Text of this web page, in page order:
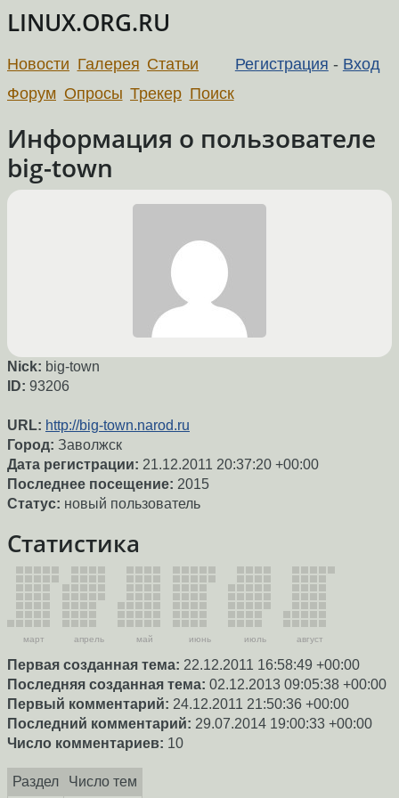
LINUX.ORG.RU
Регистрация - Вход
Новости Галерея Статьи
Форум Опросы Трекер Поиск
Информация о пользователе
big-town
Nick: big-town
ID: 93206
URL: http://big-town.narod.ru
Город: Заволжск
Дата регистрации: 21.12.2011 20:37:20 +00:00
Последнее посещение: 2015
Статус: новый пользователь
Статистика
март апрель май июнь июль август
Первая созданная тема: 22.12.2011 16:58:49 +00:00
Последняя созданная тема: 02.12.2013 09:05:38 +00:00
Первый комментарий: 24.12.2011 21:50:36 +00:00
Последний комментарий: 29.07.2014 19:00:33 +00:00
Число комментариев: 10
Раздел Число тем